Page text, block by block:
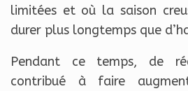
limitées et où la saison
durer plus longtemps que
Pendant ce temps, de
contribué à faire